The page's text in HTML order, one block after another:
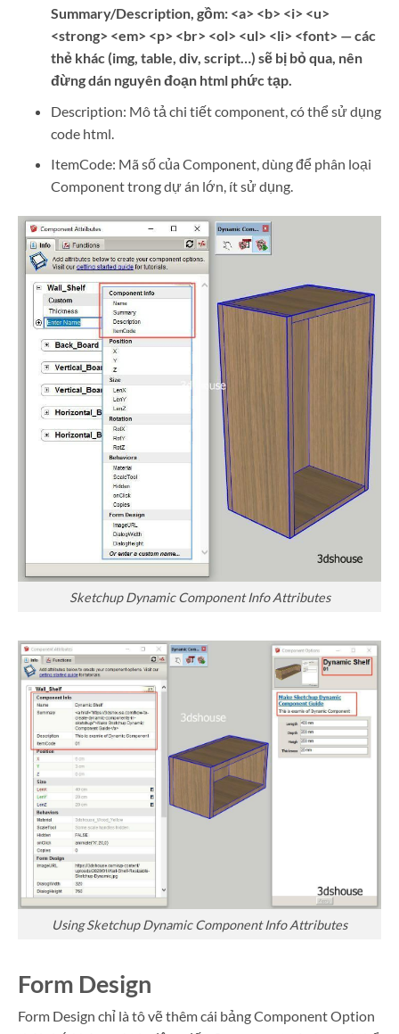
Summary/Description, gồm: <a> <b> <i> <u>
<strong> <em> <p> <br> <ol> <ul> <li> <font> — các
thẻ khác (img, table, div, script…) sẽ bị bỏ qua, nên
đừng dán nguyên đoạn html phức tạp.
Description: Mô tả chi tiết component, có thể sử dụng
code html.
ItemCode: Mã số của Component, dùng để phân loại
Component trong dự án lớn, ít sử dụng.
Sketchup Dynamic Component Info Attributes
Using Sketchup Dynamic Component Info Attributes
Form Design
Form Design chỉ là tô vẽ thêm cái bảng Component Option